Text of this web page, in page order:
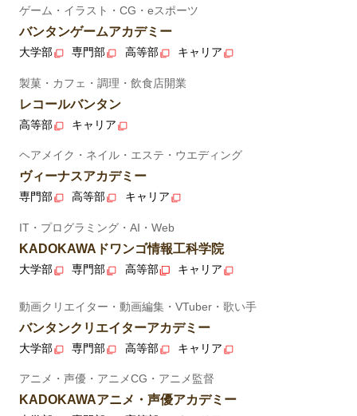
ゲーム・イラスト・CG・eスポーツ
バンタンゲームアカデミー
大学部 専門部 高等部 キャリア
製菓・カフェ・調理・飲食店開業
レコールバンタン
高等部 キャリア
ヘアメイク・ネイル・エステ・ウエディング
ヴィーナスアカデミー
専門部 高等部 キャリア
IT・プログラミング・AI・Web
KADOKAWAドワンゴ情報工科学院
大学部 専門部 高等部 キャリア
動画クリエイター・動画編集・VTuber・歌い手
バンタンクリエイターアカデミー
大学部 専門部 高等部 キャリア
アニメ・声優・アニメCG・アニメ監督
KADOKAWAアニメ・声優アカデミー